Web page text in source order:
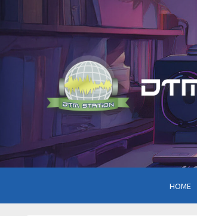
HOME